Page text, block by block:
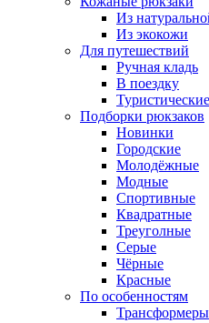
Из
Из экокожи
Для путешествий
Ручная кладь
В поездку
Туристические
Подборки рюкзаков
Новинки
Городские
Молодёжные
Модные
Спортивные
Квадратные
Треуголные
Серые
Чёрные
Красные
По особенностям
Трансформеры